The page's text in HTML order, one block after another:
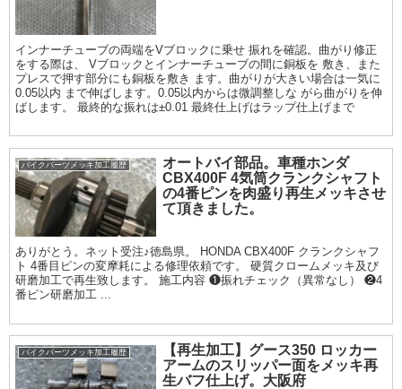
インナーチューブの両端をVブロックに乗せ 振れを確認。曲がり修正
をする際は、 Vブロックとインナーチューブの間に銅板を 敷き、また
プレスで押す部分にも銅板を敷き ます。曲がりが大きい場合は一気に
0.05以内 まで伸ばします。0.05以内からは微調整しな がら曲がりを伸
ばします。 最終的な振れは±0.01 最終仕上げはラップ仕上げまで
バイクパーツメッキ加工履歴
オートバイ部品。車種ホンダ
CBX400F 4気筒クランクシャフト
の4番ピンを肉盛り再生メッキさせ
て頂きました。
ありがとう。ネット受注♪徳島県。 HONDA CBX400F クランクシャフ
ト 4番目ピンの変摩耗による修理依頼です。 硬質クロームメッキ及び
研磨加工で再生致します。 施工内容 ❶振れチェック（異常なし） ❷4
番ピン研磨加工 ...
バイクパーツメッキ加工履歴
【再生加工】グース350 ロッカー
アームのスリッパー面をメッキ再
生バフ仕上げ。大阪府